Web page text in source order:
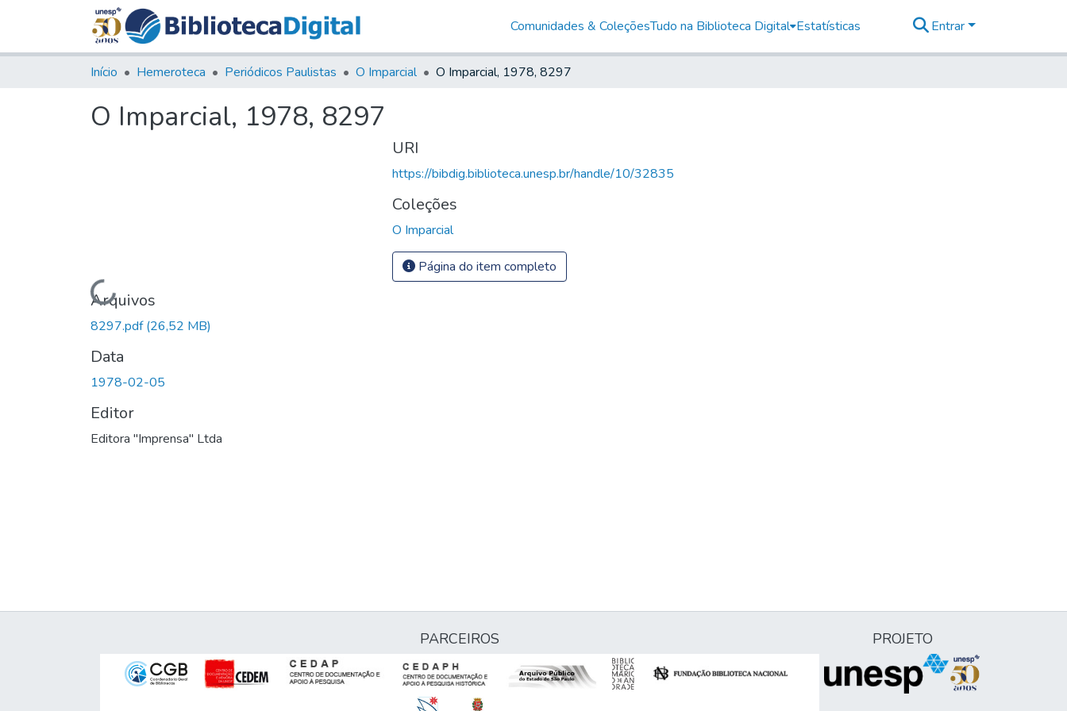
Comunidades & ColeçõesTudo na Biblioteca Digital Estatísticas Entrar
Início Hemeroteca Periódicos Paulistas O Imparcial O Imparcial, 1978, 8297
O Imparcial, 1978, 8297
Carregando...
Arquivos
8297.pdf(26,52 MB)
Data
1978-02-05
Editor
Editora "Imprensa" Ltda
URI
https://bibdig.biblioteca.unesp.br/handle/10/32835
Coleções
O Imparcial
Página do item completo
PARCEIROS PROJETO